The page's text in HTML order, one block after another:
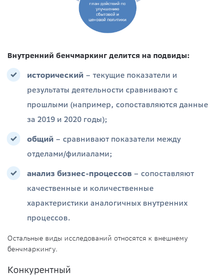
Внутренний бенчмаркинг делится на подвиды:
исторический – текущие показатели и
результаты деятельности сравнивают с
прошлыми (например, сопоставляются данные
за 2019 и 2020 годы);
общий – сравнивают показатели между
отделами/филиалами;
анализ бизнес-процессов – сопоставляют
качественные и количественные
характеристики аналогичных внутренних
процессов.
Остальные виды исследований относятся к внешнему
бенчмаркингу.
Конкурентный